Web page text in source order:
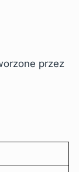
przez